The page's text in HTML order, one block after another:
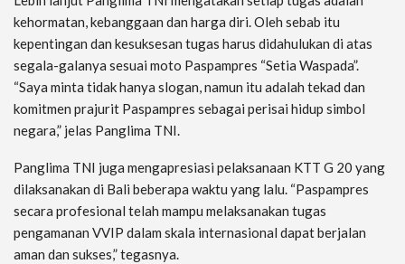
kehormatan, kebanggaan dan harga diri. Oleh sebab itu
kepentingan dan kesuksesan tugas harus didahulukan di atas
segala-galanya sesuai moto Paspampres “Setia Waspada”.
“Saya minta tidak hanya slogan, namun itu adalah tekad dan
komitmen prajurit Paspampres sebagai perisai hidup simbol
negara,” jelas Panglima TNI.
Panglima TNI juga mengapresiasi pelaksanaan KTT G 20 yang
dilaksanakan di Bali beberapa waktu yang lalu. “Paspampres
secara profesional telah mampu melaksanakan tugas
pengamanan VVIP dalam skala internasional dapat berjalan
aman dan sukses,” tegasnya.